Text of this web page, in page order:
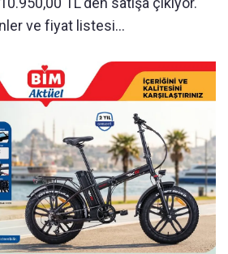
ve fiyat listesi...